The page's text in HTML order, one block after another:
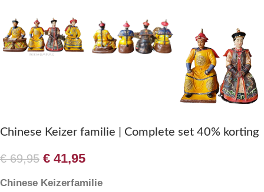
Chinese Keizer familie | Complete set 40% korting
€69,95 € 41,95
Chinese Keizerfamilie